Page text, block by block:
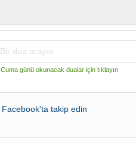
Cuma günü okunacak dualar için tıklayın
Facebook'ta takip edin